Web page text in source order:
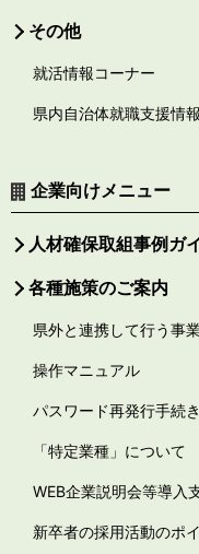
その他
就活情報コーナー
県内自治体就職支援情報
企業向けメニュー
人材確保取組事例ガ
各種施策のご案内
県外と連携して行う事
操作マニュアル
パスワード再発行手続き
「特定業種」について
WEB企業説明会等導入
新卒者の採用活動のポ